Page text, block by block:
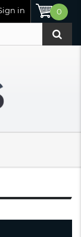
0
in